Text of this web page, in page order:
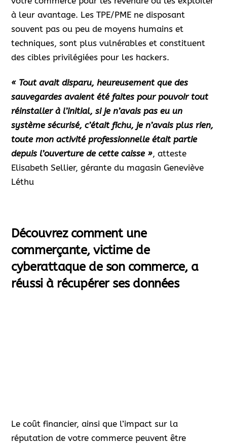
à leur avantage. Les TPE/PME ne disposant
souvent pas ou peu de moyens humains et
techniques, sont plus vulnérables et constituent
des cibles privilégiées pour les hackers.
« Tout avait disparu, heureusement que des
sauvegardes avaient été faites pour pouvoir tout
réinstaller à l’initial, si je n’avais pas eu un
système sécurisé, c’était fichu, je n’avais plus rien,
toute mon activité professionnelle était partie
depuis l’ouverture de cette caisse », atteste
Elisabeth Sellier, gérante du magasin Geneviève
Léthu
Découvrez comment une
commerçante, victime de
cyberattaque de son commerce, a
réussi à récupérer ses données
Le coût financier, ainsi que l’impact sur la
réputation de votre commerce peuvent être